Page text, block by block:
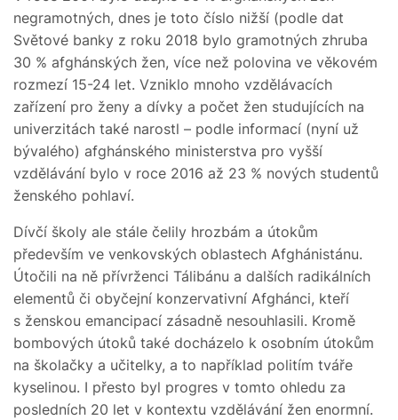
negramotných, dnes je toto číslo nižší (podle dat
Světové banky z roku 2018 bylo gramotných zhruba
30 % afghánských žen, více než polovina ve věkovém
rozmezí 15-24 let. Vzniklo mnoho vzdělávacích
zařízení pro ženy a dívky a počet žen studujících na
univerzitách také narostl – podle informací (nyní už
bývalého) afghánského ministerstva pro vyšší
vzdělávání bylo v roce 2016 až 23 % nových studentů
ženského pohlaví.
Dívčí školy ale stále čelily hrozbám a útokům
především ve venkovských oblastech Afghánistánu.
Útočili na ně přívrženci Tálibánu a dalších radikálních
elementů či obyčejní konzervativní Afghánci, kteří
s ženskou emancipací zásadně nesouhlasili. Kromě
bombových útoků také docházelo k osobním útokům
na školačky a učitelky, a to například politím tváře
kyselinou. I přesto byl progres v tomto ohledu za
posledních 20 let v kontextu vzdělávání žen enormní.